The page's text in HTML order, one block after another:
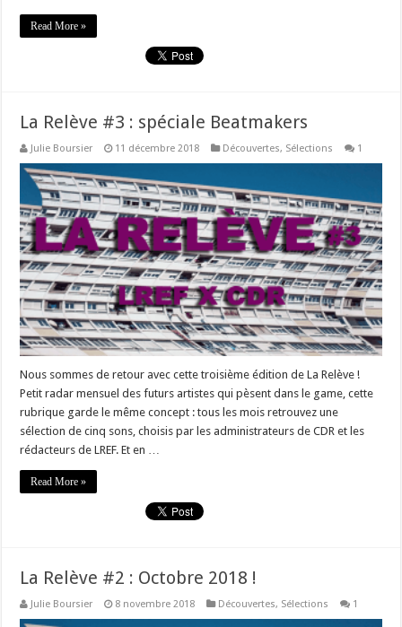
Read More »
La Relève #3 : spéciale Beatmakers
Julie Boursier 11 décembre 2018 Découvertes, Sélections 1
Nous sommes de retour avec cette troisième édition de La Relève !
Petit radar mensuel des futurs artistes qui pèsent dans le game, cette
rubrique garde le même concept : tous les mois retrouvez une
sélection de cinq sons, choisis par les administrateurs de CDR et les
rédacteurs de LREF. Et en …
Read More »
La Relève #2 : Octobre 2018 !
Julie Boursier 8 novembre 2018 Découvertes, Sélections 1